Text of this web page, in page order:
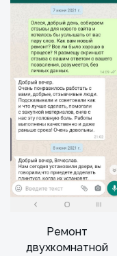
Ремонт
двухкомнатной